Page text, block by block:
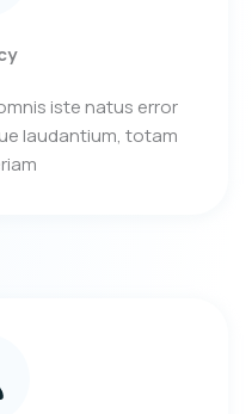
iste natus error
laudantium, totam